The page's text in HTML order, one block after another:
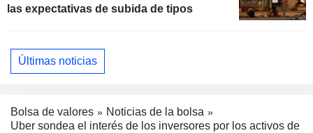
las expectativas de subida de tipos
Últimas noticias
Bolsa de valores
Noticias de la bolsa
Uber sondea el interés de los inversores por los activos de